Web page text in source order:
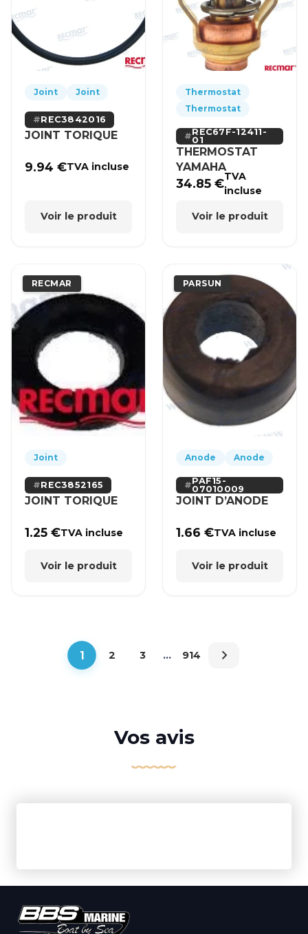
Joint Joint
REC3842016
JOINT TORIQUE
9.94€TVA incluse
Voir le produit
Thermostat
Thermostat
REC67F-12411-
01
THERMOSTAT
YAMAHA
34.85€TVA
incluse
Voir le produit
RECMAR
Joint
REC3852165
JOINT TORIQUE
1.25€TVA incluse
Voir le produit
PARSUN
Anode Anode
PAF15-
07010009
JOINT D’ANODE
1.66€TVA incluse
Voir le produit
1 2 3 … 914
Vos avis